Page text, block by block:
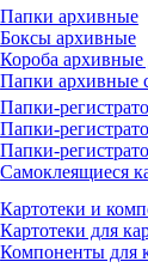
Папки архивные
Боксы архивные
Короба архивные
Папки архивные
Папки-
Папки-
Папки-
Самоклеящиеся
Картотеки и
Картотеки для
Компоненты для